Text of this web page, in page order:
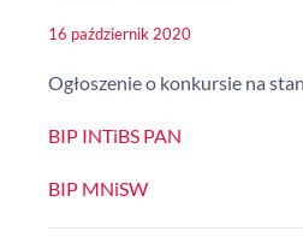
16 październik 2020
Ogłoszenie o konkursie na
BIP INTiBS PAN
BIP MNiSW